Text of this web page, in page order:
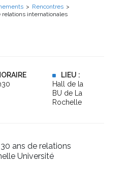
> Rencontres >
relations internationales
LIEU :
Hall de la
BU de La
Rochelle
ans de relations
Université